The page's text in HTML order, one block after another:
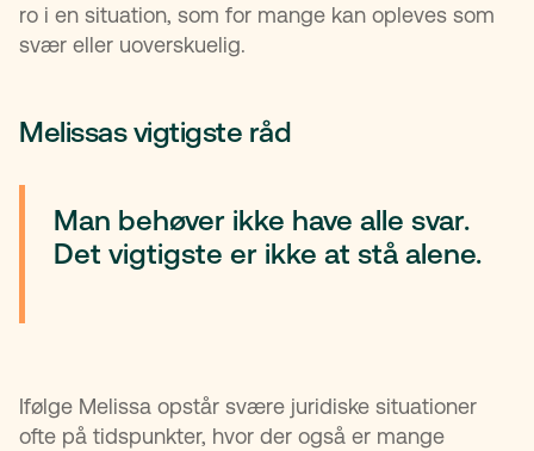
ro i en situation, som for mange kan opleves som
svær eller uoverskuelig.
Melissas vigtigste råd
Man behøver ikke have alle svar.
Det vigtigste er ikke at stå alene.
Ifølge Melissa opstår svære juridiske situationer
ofte på tidspunkter, hvor der også er mange